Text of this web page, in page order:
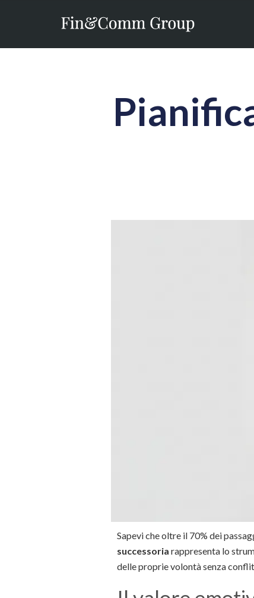
Sapevi che oltre il 70% dei
successoria rappresenta lo
delle proprie volontà senza